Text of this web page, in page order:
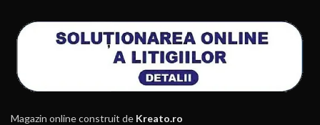
Magazin online construit de Kreato.ro